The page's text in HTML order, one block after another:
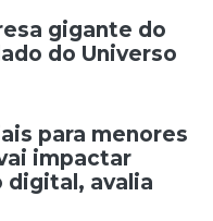
gigante do
do Universo
para menores
impactar
digital, avalia